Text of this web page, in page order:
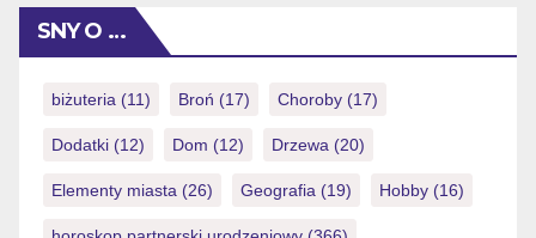
also appropriate according to dress password. When
choosing a proper black colored top, check out the
SNY O …
biżuteria (11) Broń (17) Choroby (17)
Dodatki (12) Dom (12) Drzewa (20)
Elementy miasta (26) Geografia (19) Hobby (16)